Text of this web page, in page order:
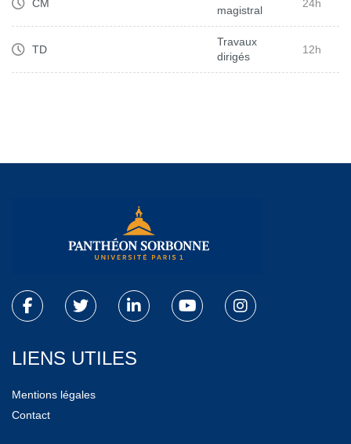
CM
magistral
24h
TD
Travaux
dirigés
12h
LIENS UTILES
Mentions légales
Contact